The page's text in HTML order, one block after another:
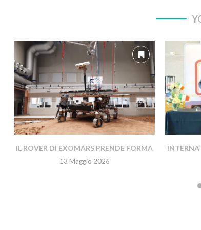
IL ROVER DI EXOMARS PRENDE FORMA
13 Maggio 2026